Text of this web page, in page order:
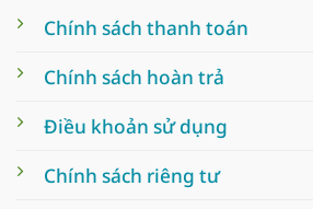
Chính sách thanh toán
Chính sách hoàn trả
Điều khoản sử dụng
Chính sách riêng tư